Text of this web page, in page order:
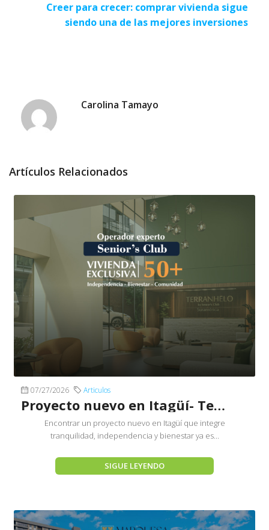
Creer para crecer: comprar vivienda sigue
siendo una de las mejores inversiones
Carolina Tamayo
Artículos Relacionados
07/27/2026 Articulos
Proyecto nuevo en Itagüí- Terranhelo by Senior´s Club
Encontrar un proyecto nuevo en Itagüí que integre
tranquilidad, independencia y bienestar ya es...
SIGUE LEYENDO